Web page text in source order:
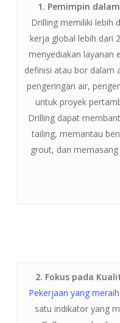
1. Pemimpin
Drilling memiliki lebih
kerja global lebih dari
menyediakan layanan
definisi atau bor dalam
pengeringan air,
untuk proyek
Drilling dapat
tailing, memantau
grout, dan
2. Fokus pada
Pekerjaan yang
satu indikator yang